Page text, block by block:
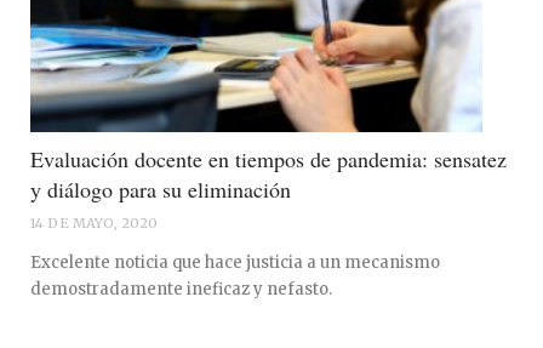
Evaluación docente en tiempos de pandemia: sensatez
y diálogo para su eliminación
14 DE MAYO, 2020
Excelente noticia que hace justicia a un mecanismo
demostradamente ineficaz y nefasto.